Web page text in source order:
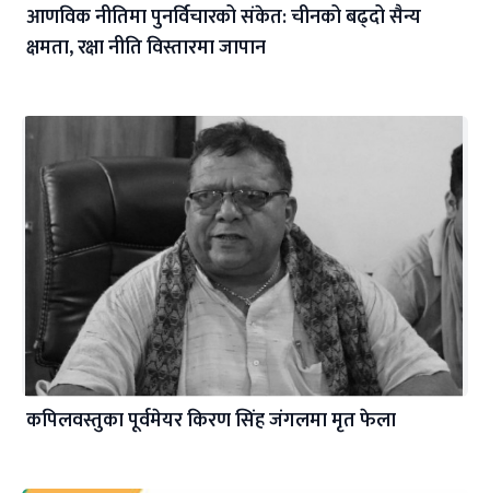
आणविक नीतिमा पुनर्विचारको संकेत: चीनको बढ्दो सैन्य
क्षमता, रक्षा नीति विस्तारमा जापान
कपिलवस्तुका पूर्वमेयर किरण सिंह जंगलमा मृत फेला